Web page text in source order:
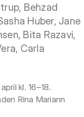
Behzad
Huber, Jane
Bita Razavi,
Carla
kl. 16–18.
Rina Mariann